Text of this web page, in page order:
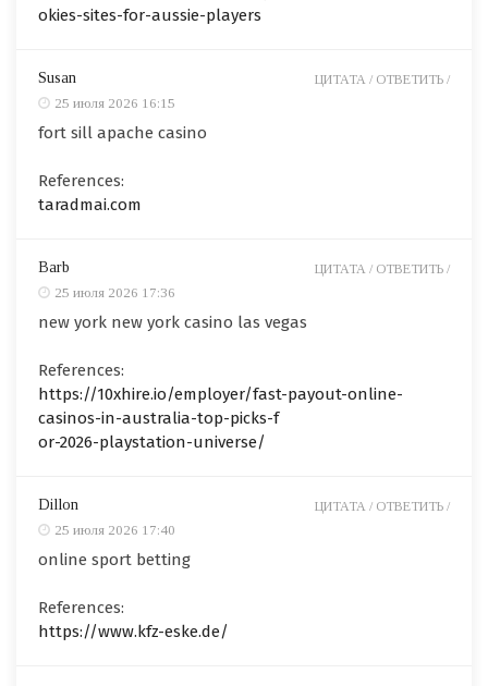
okies-sites-for-aussie-players
Susan
25 июля 2026 16:15
fort sill apache casino
References:
taradmai.com
ЦИТАТА / ОТВЕТИТЬ /
Barb
25 июля 2026 17:36
new york new york casino las vegas
References:
https://10xhire.io/employer/fast-payout-online-
casinos-in-australia-top-picks-f
or-2026-playstation-universe/
ЦИТАТА / ОТВЕТИТЬ /
Dillon
25 июля 2026 17:40
online sport betting
References:
https://www.kfz-eske.de/
ЦИТАТА / ОТВЕТИТЬ /